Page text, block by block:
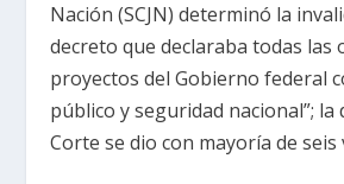
Nación (SCJN) determinó la
decreto que declaraba todas las
proyectos del Gobierno federal
público y seguridad nacional”; la
Corte se dio con mayoría de seis